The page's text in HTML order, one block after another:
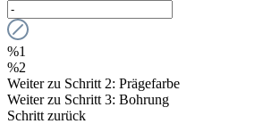
%1
%2
Weiter zu Schritt 2: Prägefarbe
Weiter zu Schritt 3: Bohrung
Schritt zurück